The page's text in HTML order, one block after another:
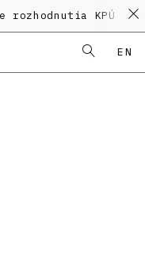
rozhodnutia KPÚ
EN